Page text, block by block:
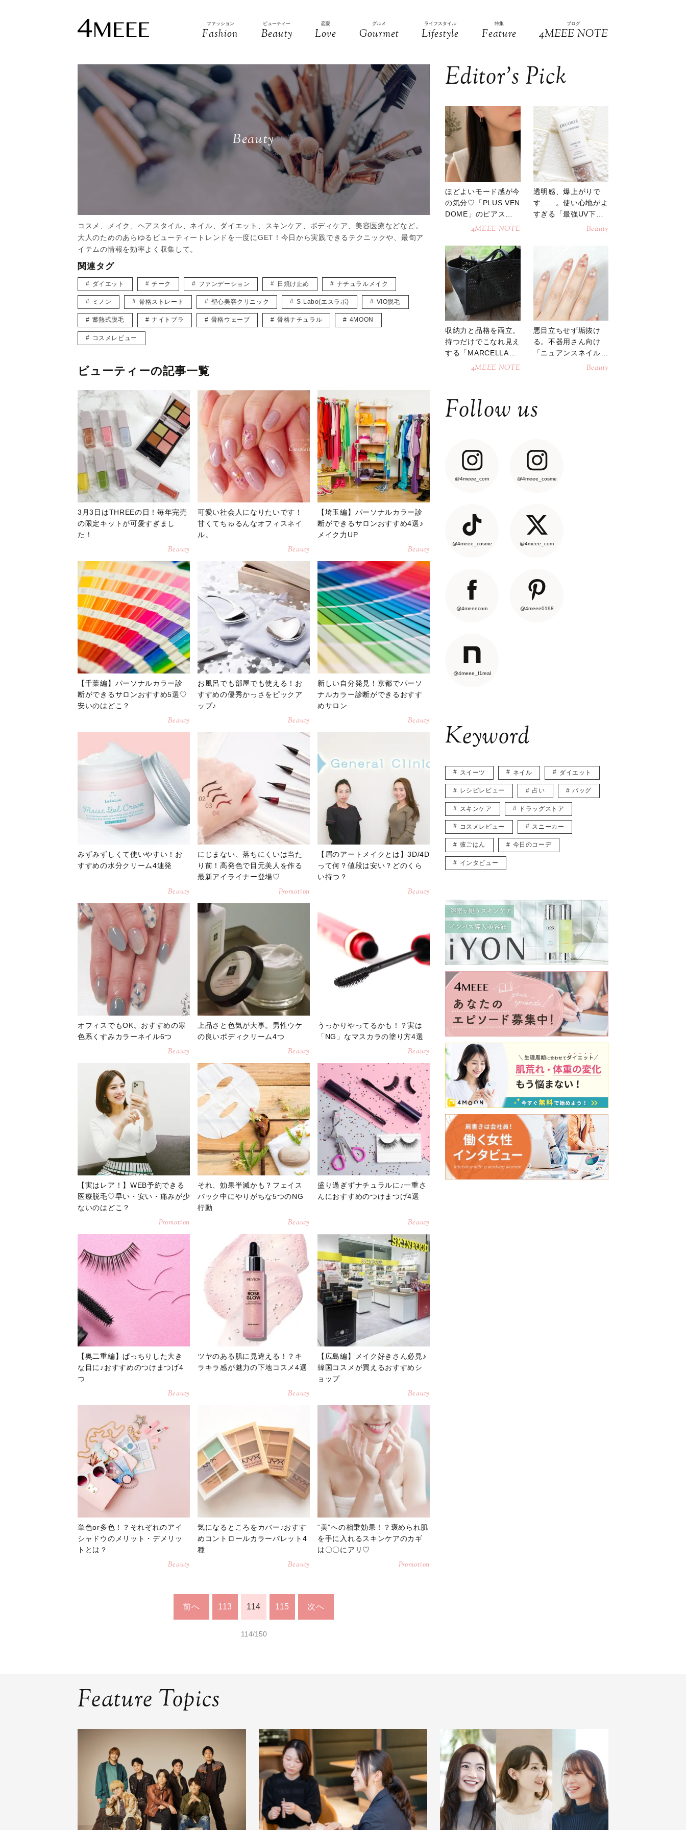
ファッション
Fashion
ビューティー
Beauty
恋愛
Love
グルメ
Gourmet
ライフスタイル
Lifestyle
特集
Feature
ブログ
4MEEE NOTE
Beauty
コスメ、メイク、ヘアスタイル、ネイル、ダイエット、スキンケア、ボディケア、美容医療などなど。
大人のためのあらゆるビューティートレンドを一度にGET！今日から実践できるテクニックや、最旬ア
イテムの情報を効率よく収集して。
関連タグ
ダイエット チーク ファンデーション 日焼け止め ナチュラルメイク
ミノン 骨格ストレート 聖心美容クリニック S-Labo(エスラボ) VIO脱毛
蓄熱式脱毛 ナイトブラ 骨格ウェーブ 骨格ナチュラル 4MOON
コスメレビュー
ビューティーの記事一覧
3月3日はTHREEの日！毎年完売
の限定キットが可愛すぎまし
た！
Beauty
可愛い社会人になりたいです！
甘くてちゅるんなオフィスネイ
ル。
Beauty
【埼玉編】パーソナルカラー診
断ができるサロンおすすめ4選♪
メイク力UP
Beauty
【千葉編】パーソナルカラー診
断ができるサロンおすすめ5選♡
安いのはどこ？
Beauty
お風呂でも部屋でも使える！お
すすめの優秀かっさをピックア
ップ♪
Beauty
新しい自分発見！京都でパーソ
ナルカラー診断ができるおすす
めサロン
Beauty
みずみずしくて使いやすい！お
すすめの水分クリーム4連発
Beauty
にじまない、落ちにくいは当た
り前！高発色で目元美人を作る
最新アイライナー登場♡
Promotion
【眉のアートメイクとは】3D/4D
って何？値段は安い？どのくら
い持つ？
Beauty
オフィスでもOK。おすすめの寒
色系くすみカラーネイル6つ
Beauty
上品さと色気が大事。男性ウケ
の良いボディクリーム4つ
Beauty
うっかりやってるかも！？実は
「NG」なマスカラの塗り方4選
Beauty
【実はレア！】WEB予約できる
医療脱毛♡早い・安い・痛みが少
ないのはどこ？
Promotion
それ、効果半減かも？フェイス
パック中にやりがちな5つのNG
行動
Beauty
盛り過ぎずナチュラルに♪一重さ
んにおすすめのつけまつげ4選
Beauty
【奥二重編】ぱっちりした大き
な目に♪おすすめのつけまつげ4
つ
Beauty
ツヤのある肌に見違える！？キ
ラキラ感が魅力の下地コスメ4選
Beauty
【広島編】メイク好きさん必見♪
韓国コスメが買えるおすすめシ
ョップ
Beauty
単色or多色！？それぞれのアイ
シャドウのメリット・デメリッ
トとは？
Beauty
気になるところをカバー♪おすす
めコントロールカラーパレット4
種
Beauty
“美”への相乗効果！？褒められ肌
を手に入れるスキンケアのカギ
は〇〇にアリ♡
Promotion
前へ 113 114 115 次へ
114/150
Editor’s Pick
ほどよいモード感が今
の気分♡「PLUS VEN
DOME」のピアスが
4MEEE NOTE
透明感、爆上がりで
す……。使い心地がよ
すぎる「最強UV下
Beauty
収納力と品格を両立。
持つだけでこなれ見え
する「MARCELLAト
ートバッグ」4MEEE NOTE
悪目立ちせず垢抜け
る。不器用さん向け
「ニュアンスネイル」
Beauty
Follow us
@4meee_com @4meee_cosme
@4meee_cosme @4meee_com
@4meeecom @4meee0198
@4meee_f1real
Keyword
スイーツ ネイル ダイエット
レシピレビュー 占い バッグ
スキンケア ドラッグストア
コスメレビュー スニーカー
彼ごはん 今日のコーデ
インタビュー
Feature Topics